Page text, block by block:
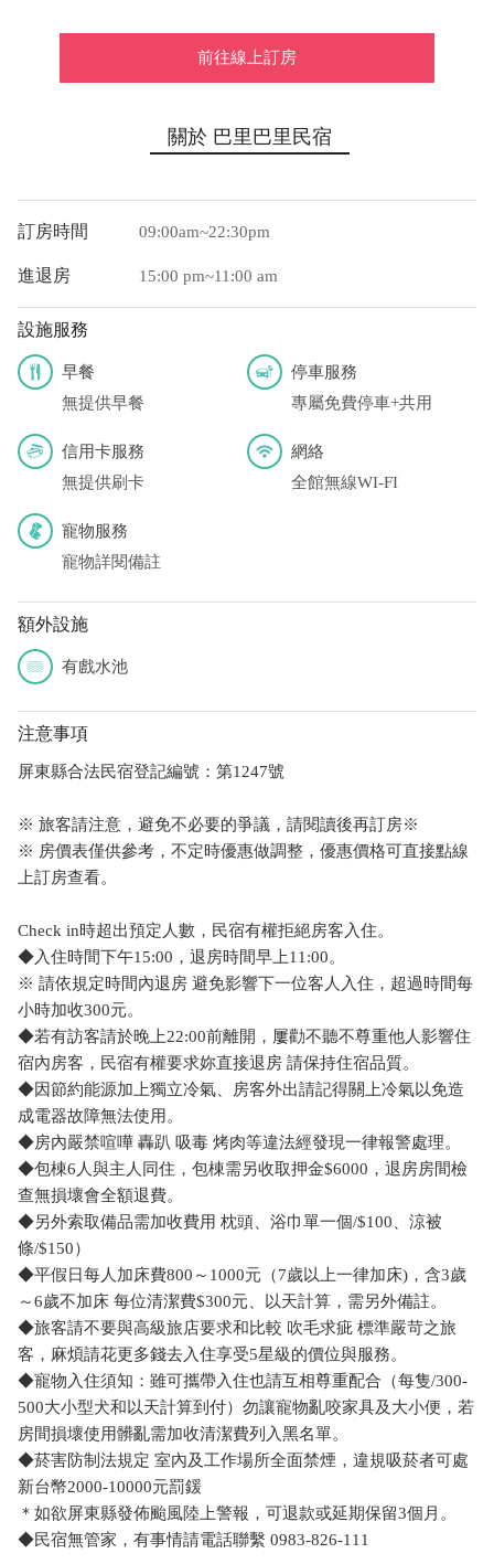
前往線上訂房
關於 巴里巴里民宿
訂房時間 09:00am~22:30pm
進退房 15:00 pm~11:00 am
設施服務
早餐
無提供早餐
停車服務
專屬免費停車+共用
信用卡服務
無提供刷卡
網絡
全館無線WI-FI
寵物服務
寵物詳閱備註
額外設施
有戲水池
注意事項
屏東縣合法民宿登記編號：第1247號
※ 旅客請注意，避免不必要的爭議，請閱讀後再訂房※
※ 房價表僅供參考，不定時優惠做調整，優惠價格可直接點線
上訂房查看。
Check in時超出預定人數，民宿有權拒絕房客入住。
◆入住時間下午15:00，退房時間早上11:00。
※ 請依規定時間內退房 避免影響下一位客人入住，超過時間每
小時加收300元。
◆若有訪客請於晚上22:00前離開，屢勸不聽不尊重他人影響住
宿內房客，民宿有權要求妳直接退房 請保持住宿品質。
◆因節約能源加上獨立冷氣、房客外出請記得關上冷氣以免造
成電器故障無法使用。
◆房內嚴禁喧嘩 轟趴 吸毒 烤肉等違法經發現一律報警處理。
◆包棟6人與主人同住，包棟需另收取押金$6000，退房房間檢
查無損壞會全額退費。
◆另外索取備品需加收費用 枕頭、浴巾單一個/$100、涼被
條/$150）
◆平假日每人加床費800～1000元（7歲以上一律加床)，含3歲
～6歲不加床 每位清潔費$300元、以天計算，需另外備註。
◆旅客請不要與高級旅店要求和比較 吹毛求疵 標準嚴苛之旅
客，麻煩請花更多錢去入住享受5星級的價位與服務。
◆寵物入住須知：雖可攜帶入住也請互相尊重配合（每隻/300-
500大小型犬和以天計算到付）勿讓寵物亂咬家具及大小便，若
房間損壞使用髒亂需加收清潔費列入黑名單。
◆菸害防制法規定 室內及工作場所全面禁煙，違規吸菸者可處
新台幣2000-10000元罰鍰
＊如欲屏東縣發佈颱風陸上警報，可退款或延期保留3個月。
◆民宿無管家，有事情請電話聯繫 0983-826-111